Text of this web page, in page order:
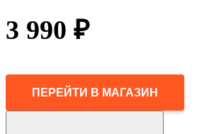
3 990 ₽
ПЕРЕЙТИ В МАГАЗИН